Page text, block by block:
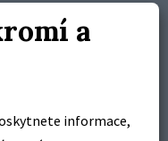
a
informace,